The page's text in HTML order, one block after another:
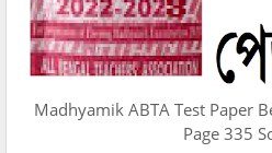
Madhyamik ABTA Test Paper
Page 335